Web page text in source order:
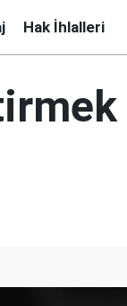
Hak İhlalleri